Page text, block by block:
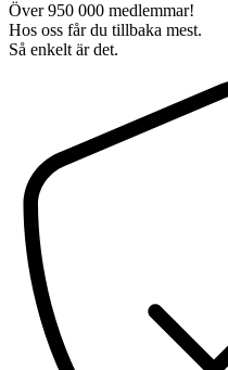
Över 950 000 medlemmar!
Hos oss får du tillbaka mest.
Så enkelt är det.